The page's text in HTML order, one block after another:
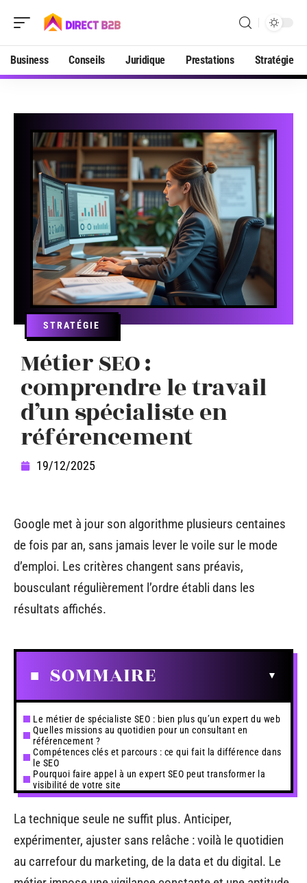
Business Conseils Juridique Prestations Stratégie
STRATÉGIE
Métier SEO :
comprendre le travail
d’un spécialiste en
référencement
19/12/2025
Google met à jour son algorithme plusieurs centaines
de fois par an, sans jamais lever le voile sur le mode
d’emploi. Les critères changent sans préavis,
bousculant régulièrement l’ordre établi dans les
résultats affichés.
SOMMAIRE
Le métier de spécialiste SEO : bien plus qu’un expert du web
Quelles missions au quotidien pour un consultant en
référencement ?
Compétences clés et parcours : ce qui fait la différence dans
le SEO
Pourquoi faire appel à un expert SEO peut transformer la
visibilité de votre site
La technique seule ne suffit plus. Anticiper,
expérimenter, ajuster sans relâche : voilà le quotidien
au carrefour du marketing, de la data et du digital. Le